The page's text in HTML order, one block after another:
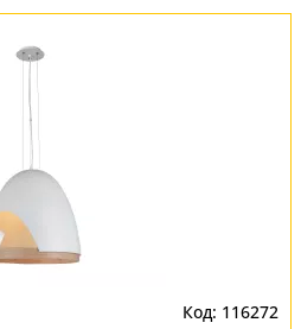
116272